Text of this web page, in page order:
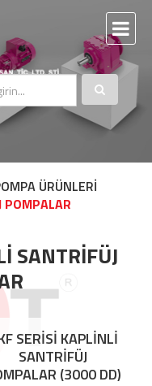
ÜRÜNLERİ
POMPALAR
SANTRİFÜJ
SERİSİ KAPLİNLİ
SANTRİFÜJ
(3000 DD)